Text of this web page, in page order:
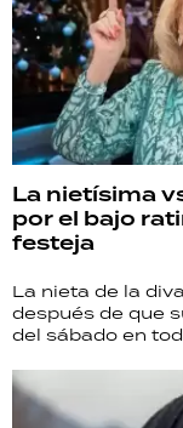
La nietísima
por el bajo
festeja
La nieta de la
después de que
del sábado en